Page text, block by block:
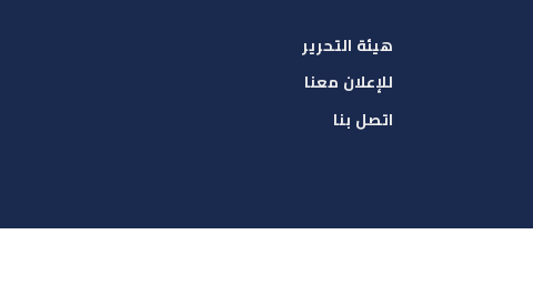
هيئة التحرير
للإعلان معنا
اتصل بنا